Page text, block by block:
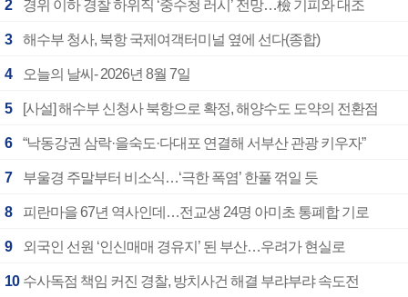
2 경위 이하 경찰 하위직 ‘중수청 러시’ 전망…檢 기피와 대조
3 해수부 청사, 북항 국제여객터미널 옆에 선다(종합)
4 오늘의 날씨- 2026년 8월 7일
5 [사설] 해수부 신청사 북항으로 확정, 해양수도 도약의 전환점
6 “낙동강권 삼락·을숙도·다대포 연결해 서부산 관광 키우자”
7 부울경 주말부터 비소식…‘극한 폭염’ 한풀 꺾일 듯
8 피란마을 67년 역사인데…전교생 24명 아미초 통폐합 기로
9 외국인 선원 ‘인신매매 경유지’ 된 부산…우려가 현실로
10 수사독점 책임 커진 경찰, 방치사건 해결 부랴부랴 속도전